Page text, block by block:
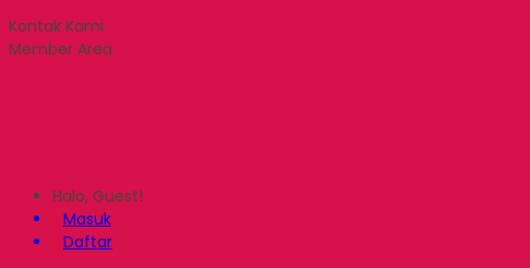
Kontak Kami
Member Area
Halo, Guest!
Masuk
Daftar